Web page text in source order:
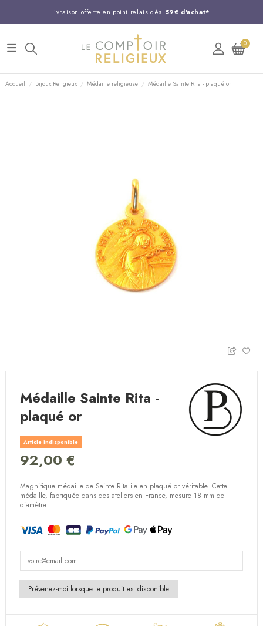
Livraison offerte en point relais dès 59€ d'achat*
Entreprise Française familiale
Support client disponible au 03 20 24 74 15
Commandez avant 14H, expédition le jour même !
0
Accueil Bijoux Religieux Médaille religieuse Médaille Sainte Rita - plaqué or
Médaille Sainte Rita -
plaqué or
Article indisponible
92,00 €
Magnifique médaille de Sainte Rita ile en plaqué or véritable. Cette
médaille, fabriquée dans des ateliers en France, mesure 18 mm de
diamètre.